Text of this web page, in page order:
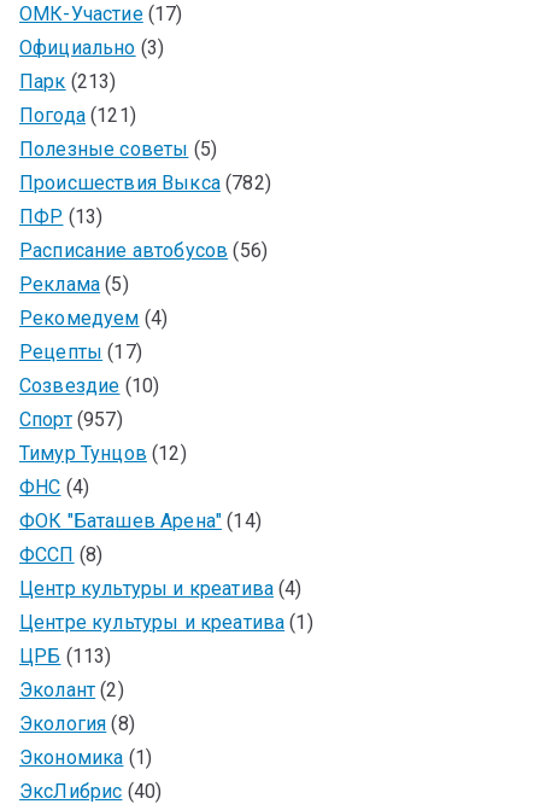
ОМК-Участие(17)
Официально (3)
Парк (213)
Погода(121)
Полезные советы (5)
Происшествия Выкса(782)
ПФР (13)
Расписание автобусов (56)
Реклама (5)
Рекомедуем (4)
Рецепты (17)
Созвездие (10)
Спорт(957)
Тимур Тунцов (12)
ФНС (4)
ФОК "Баташев Арена" (14)
ФССП (8)
Центр культуры и креатива (4)
Центре культуры и креатива (1)
ЦРБ (113)
Эколант (2)
Экология (8)
Экономика (1)
ЭксЛибрис (40)